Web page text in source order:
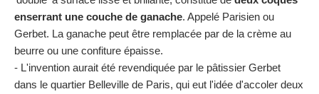
enserrant une couche de ganache. Appelé Parisien ou
Gerbet. La ganache peut être remplacée par de la crème au
beurre ou une confiture épaisse.
- L'invention aurait été revendiquée par le pâtissier Gerbet
dans le quartier Belleville de Paris, qui eut l'idée d'accoler deux